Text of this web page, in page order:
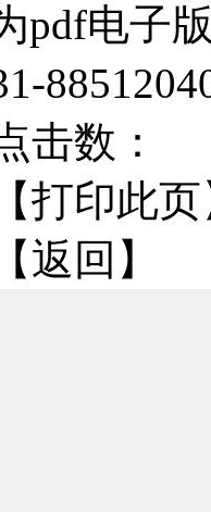
pdf电子
击数：
【打印此
【返回】